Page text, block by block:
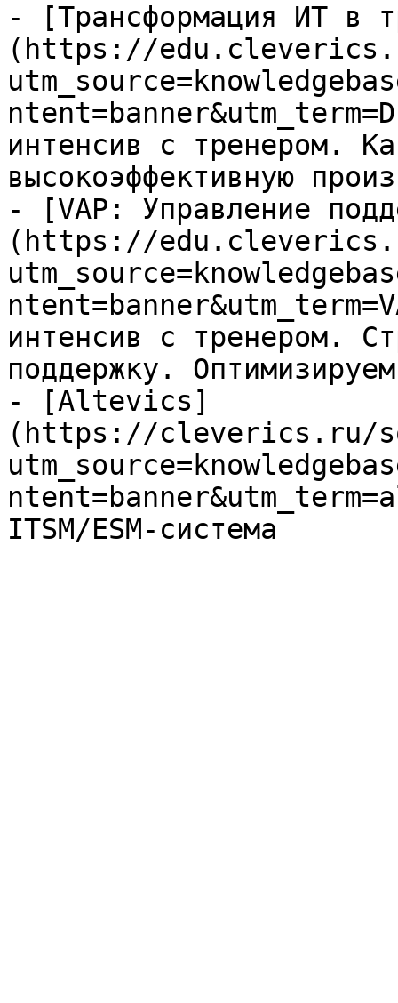
- [Трансформация ИТ в
(https://
интенсив с тренером.
высокоэффективную
- [VAP: Управление
(https://
интенсив с тренером.
поддержку.
- [Altevics]
(https://cleverics.ru/
ITSM/ESM-система